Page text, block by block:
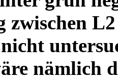
zwischen
nämlich